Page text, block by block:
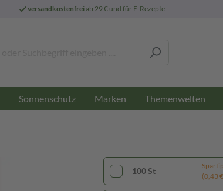
versandkostenfreiab 29 € und für E-Rezepte
Sonnenschutz Marken Themenwelten
100 St
(0,43